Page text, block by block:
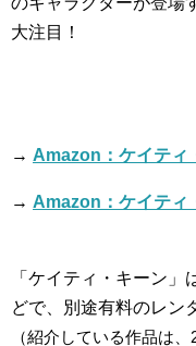
大注目！
→ Amazon：ケイティ
→ Amazon：ケイティ
「ケイティ・キーン」
どで、別途有料のレン
（紹介している作品は